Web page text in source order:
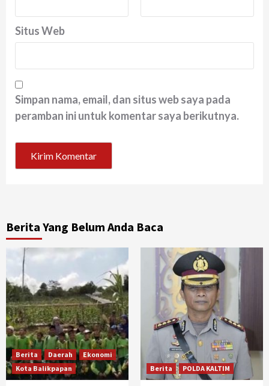
Situs Web
Simpan nama, email, dan situs web saya pada
peramban ini untuk komentar saya berikutnya.
Berita Yang Belum Anda Baca
Berita Daerah
Ekonomi
Kota Balikpapan
Berita POLDA KALTIM